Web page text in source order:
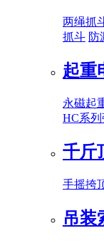
两绳抓
抓斗 防
起重
永磁起
HC系
千斤
手摇挎
吊装